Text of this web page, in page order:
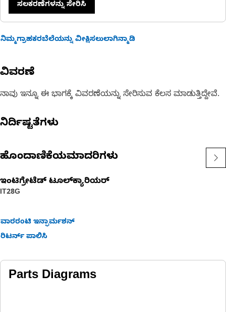
ಸಲಕರಣೆಗಳನ್ನು ಸೇರಿಸಿ
ನಿಮ್ಮಗ್ರಾಹಕರಬೆಲೆಯನ್ನು ವೀಕ್ಷಿಸಲುಲಾಗಿನ್ಮಾಡಿ
ವಿವರಣೆ
ನಾವು ಇನ್ನೂ ಈ ಭಾಗಕ್ಕೆ ವಿವರಣೆಯನ್ನು ಸೇರಿಸುವ ಕೆಲಸ ಮಾಡುತ್ತಿದ್ದೇವೆ.
ನಿರ್ದಿಷ್ಟತೆಗಳು
ಹೊಂದಾಣಿಕೆಯಮಾದರಿಗಳು
ಇಂಟಿಗ್ರೇಟೆಡ್ ಟೂಲ್‌ಕ್ಯಾರಿಯರ್‌
IT28G
ವಾರರಂಟಿ ಇನ್ಫಾರ್ಮಶನ್
ರಿಟರ್ನ್ ಪಾಲಿಸಿ
Parts Diagrams